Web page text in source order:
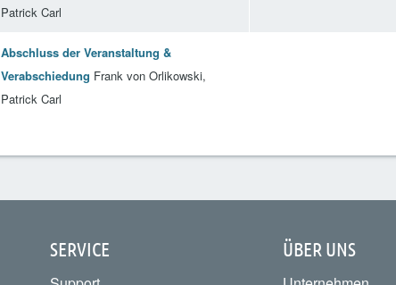
Patrick Carl
Abschluss der Veranstaltung &
Verabschiedung Frank von Orlikowski,
Patrick Carl
SERVICE ÜBER UNS